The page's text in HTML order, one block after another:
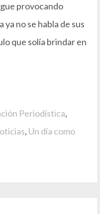
provocando
no se habla de sus
que solía brindar en
Periodística,
, Un día como